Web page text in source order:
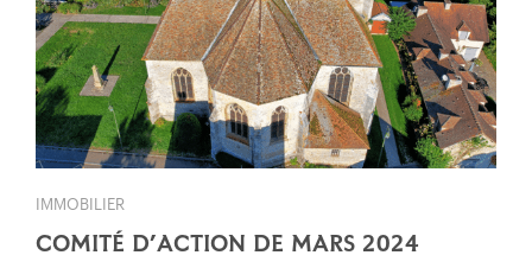
IMMOBILIER
COMITÉ D’ACTION DE MARS 2024